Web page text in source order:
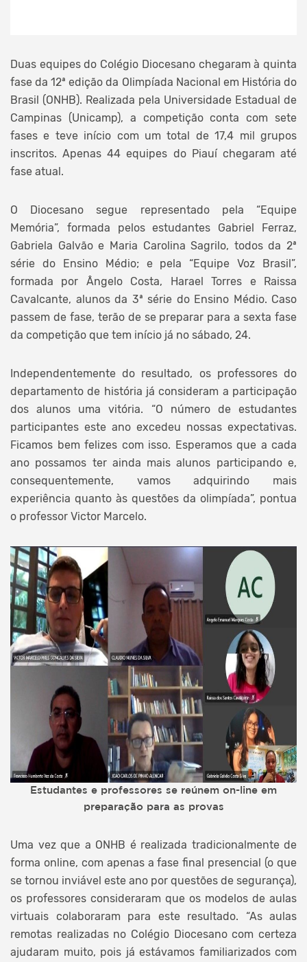
Duas equipes do Colégio Diocesano chegaram à quinta
fase da 12ª edição da Olimpíada Nacional em História do
Brasil (ONHB). Realizada pela Universidade Estadual de
Campinas (Unicamp), a competição conta com sete
fases e teve início com um total de 17,4 mil grupos
inscritos. Apenas 44 equipes do Piauí chegaram até
fase atual.
O Diocesano segue representado pela “Equipe
Memória”, formada pelos estudantes Gabriel Ferraz,
Gabriela Galvão e Maria Carolina Sagrilo, todos da 2ª
série do Ensino Médio; e pela “Equipe Voz Brasil”,
formada por Ângelo Costa, Harael Torres e Raissa
Cavalcante, alunos da 3ª série do Ensino Médio. Caso
passem de fase, terão de se preparar para a sexta fase
da competição que tem início já no sábado, 24.
Independentemente do resultado, os professores do
departamento de história já consideram a participação
dos alunos uma vitória. “O número de estudantes
participantes este ano excedeu nossas expectativas.
Ficamos bem felizes com isso. Esperamos que a cada
ano possamos ter ainda mais alunos participando e,
consequentemente, vamos adquirindo mais
experiência quanto às questões da olimpíada”, pontua
o professor Victor Marcelo.
Estudantes e professores se reúnem on-line em
preparação para as provas
Uma vez que a ONHB é realizada tradicionalmente de
forma online, com apenas a fase final presencial (o que
se tornou inviável este ano por questões de segurança),
os professores consideraram que os modelos de aulas
virtuais colaboraram para este resultado. “As aulas
remotas realizadas no Colégio Diocesano com certeza
ajudaram muito, pois já estávamos familiarizados com